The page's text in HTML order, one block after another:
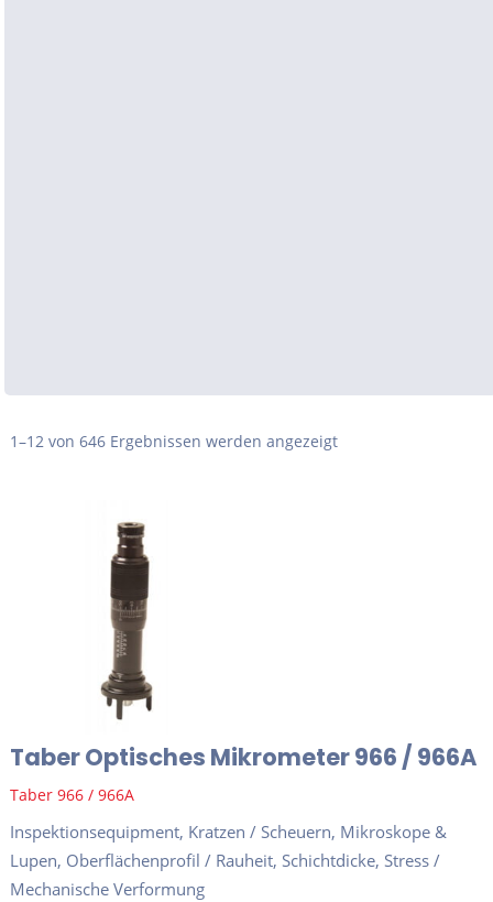
1–12 von 646 Ergebnissen werden angezeigt
Taber Optisches Mikrometer 966 / 966A
Taber 966 / 966A
Inspektionsequipment, Kratzen / Scheuern, Mikroskope &
Lupen, Oberflächenprofil / Rauheit, Schichtdicke, Stress /
Mechanische Verformung